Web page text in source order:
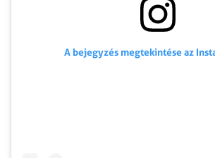
A bejegyzés megtekintése az